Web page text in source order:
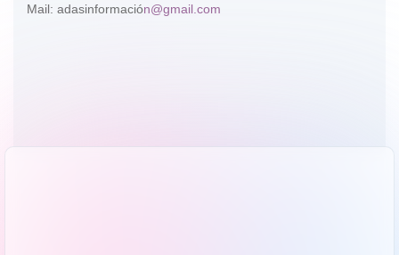
Mail: adasinformación@gmail.com